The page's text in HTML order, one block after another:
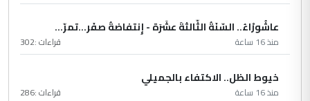
عاشُورْاءُ.. السّنَةُ الثّالثةَ عشَرَة - إِنتفاضةُ صفَر…تمرّ...
منذ 16 ساعة قراءات :302
خيوط الظل.. الاكتفاء بالجميلي
منذ 16 ساعة قراءات :286